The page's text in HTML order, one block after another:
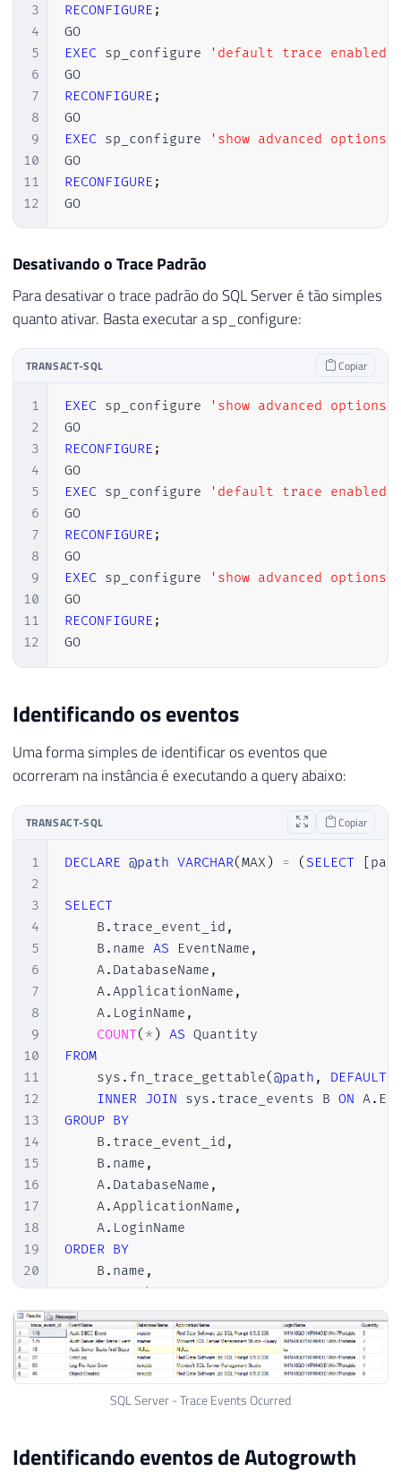
3
4
5
6
7
8
9
10
11
12
RECONFIGURE ;
GO
EXEC sp_configure 'default trace enabled'
GO
RECONFIGURE ;
GO
EXEC sp_configure 'show advanced options'
GO
RECONFIGURE ;
GO
Desativando o Trace Padrão
Para desativar o trace padrão do SQL Server é tão simples
quanto ativar. Basta executar a sp_configure:
TRANSACT-SQL Copiar
1
2
3
4
5
6
7
8
9
10
11
12
EXEC sp_configure 'show advanced options'
GO
RECONFIGURE ;
GO
EXEC sp_configure 'default trace enabled'
GO
RECONFIGURE ;
GO
EXEC sp_configure 'show advanced options'
GO
RECONFIGURE ;
GO
Identificando os eventos
Uma forma simples de identificar os eventos que
ocorreram na instância é executando a query abaixo:
TRANSACT-SQL Copiar
1
2
3
4
5
6
7
8
9
10
11
12
13
14
15
16
17
18
19
20
21
22
23
DECLARE @path VARCHAR(MAX) = ( SELECT [
SELECT
    B
. trace_event_id ,
    B
. name AS EventName ,
    A
. DatabaseName ,
    A
.ApplicationName ,
    A
. LoginName ,
COUNT( * ) AS
FROM
    sys
. fn_trace_gettable(@path , DEFAULT)
INNER JOIN sys . trace_events B ON A.
GROUP BY
    B
. trace_event_id ,
    B
. name ,
    A
. DatabaseName ,
    A
.ApplicationName ,
    A
.
ORDER BY
    B
. name ,
    A
.DatabaseName,
    A
.ApplicationName,
    A
. LoginName
SQL Server - Trace Events Ocurred
Identificando eventos de Autogrowth